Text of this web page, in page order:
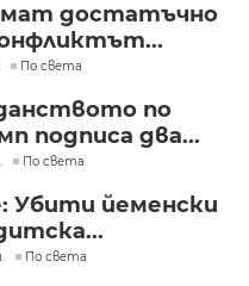
достатъчно
По света
по
подписа два...
По света
Убити йеменски
По света